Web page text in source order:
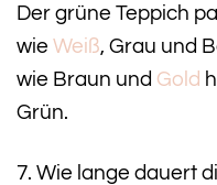
Der grüne Teppich
wie Weiß, Grau und
wie Braun und Gold
Grün.
7. Wie lange dauert